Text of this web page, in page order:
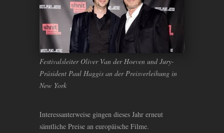
Festivalsleiter Oliver Van der Hoeven und Jury-
Präsident Paul Haggis an der Preisverleihung in
New York
Interessanterweise gingen dieses Jahr erneut
sämtliche Preise an europäische Filme.